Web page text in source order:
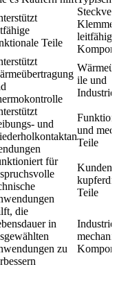
Teile
leitfähige
ile und
und
und
Teile
für
Teile
die
in
zu